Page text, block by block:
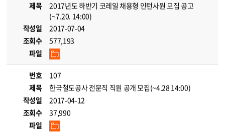
제목
2017년도 하반기 코레일 채용형 인턴사원 모집 공고
(~7.20. 14:00)
작성일
2017-07-04
조회수
577,193
파일
번호
107
제목
한국철도공사 전문직 직원 공개 모집(~4.28 14:00)
작성일
2017-04-12
조회수
37,990
파일